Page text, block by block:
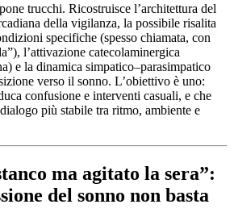
trucchi. Ricostruisce l’architettura del
della vigilanza, la possibile risalita
specifiche (spesso chiamata, con
l’attivazione catecolaminergica
e la dinamica simpatico–parasimpatico
verso il sonno. L’obiettivo è uno:
confusione e interventi casuali, e che
più stabile tra ritmo, ambiente e
ma agitato la sera”:
del sonno non basta